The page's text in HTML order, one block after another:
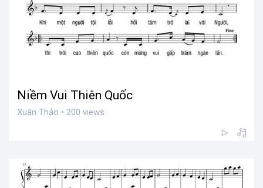
Niềm Vui Thiên Quốc
Xuân Thảo • 200 views